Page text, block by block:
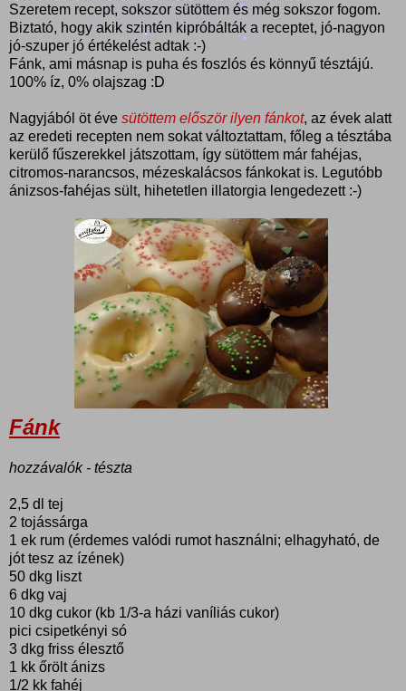
Szeretem recept, sokszor sütöttem és még sokszor fogom.
Biztató, hogy akik szintén kipróbálták a receptet, jó-nagyon
jó-szuper jó értékelést adtak :-)
Fánk, ami másnap is puha és foszlós és könnyű tésztájú.
100% íz, 0% olajszag :D
Nagyjából öt éve sütöttem először ilyen fánkot, az évek alatt
az eredeti recepten nem sokat változtattam, főleg a tésztába
kerülő fűszerekkel játszottam, így sütöttem már fahéjas,
citromos-narancsos, mézeskalácsos fánkokat is. Legutóbb
ánizsos-fahéjas sült, hihetetlen illatorgia lengedezett :-)
Fánk
hozzávalók - tészta
2,5 dl tej
2 tojássárga
1 ek rum (érdemes valódi rumot használni; elhagyható, de
jót tesz az ízének)
50 dkg liszt
6 dkg vaj
10 dkg cukor (kb 1/3-a házi vaníliás cukor)
pici csipetkényi só
3 dkg friss élesztő
1 kk őrölt ánizs
1/2 kk fahéj